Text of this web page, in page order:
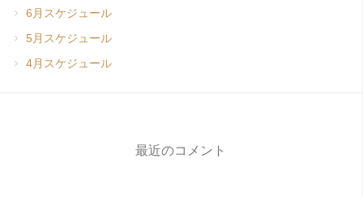
6月スケジュール
5月スケジュール
4月スケジュール
最近のコメント